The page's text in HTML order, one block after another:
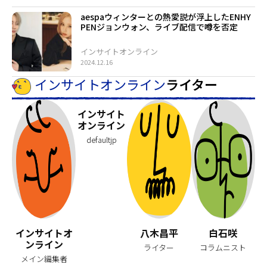
aespaウィンターとの熱愛説が浮上したENHY
PENジョンウォン、ライブ配信で噂を否定
2024.12.16
インサイトオンライン
インサイトオンラインライター
インサイトオ
ンライン
メイン編集者
インサイト
オンライン
defaultjp
八木昌平
ライター
白石咲
コラムニスト